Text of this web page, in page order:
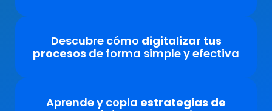
Descubre cómo digitalizar tus
procesos de forma simple y efectiva
Aprende y copia estrategias de